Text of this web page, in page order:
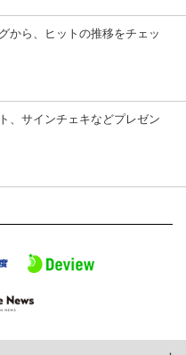
から、ヒットの推移をチェッ
、サインチェキなどプレゼン